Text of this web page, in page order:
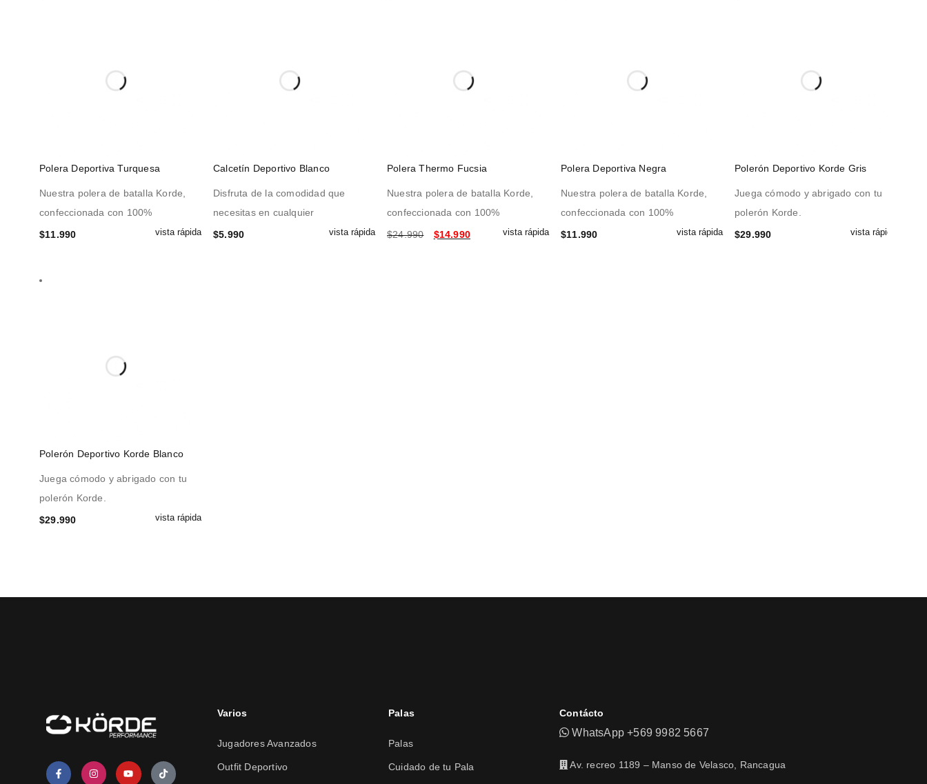
vista rápida
Polera Deportiva Turquesa
Nuestra polera de batalla Korde,
confeccionada con 100%
$11.990 vista rápida
Calcetín Deportivo Blanco
Disfruta de la comodidad que
necesitas en cualquier
$5.990 vista rápida
Polera Thermo Fucsia
Nuestra polera de batalla Korde,
confeccionada con 100%
$24.990 $14.990 vista rápida
Polera Deportiva Negra
Nuestra polera de batalla Korde,
confeccionada con 100%
$11.990 vista rápida
Polerón Deportivo Korde Gris
Juega cómodo y abrigado con tu
polerón Korde.
$29.990
vista rápida
Polerón Deportivo Korde Blanco
Juega cómodo y abrigado con tu
polerón Korde.
$29.990
Varios
Jugadores Avanzados
Outfit Deportivo
Palas
Palas
Cuidado de tu Pala
Contácto
WhatsApp +569 9982 5667
Av. recreo 1189 – Manso de Velasco, Rancagua